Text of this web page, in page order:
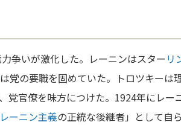
争いが激化した。レーニンはスター リ
は党の要職を固めていた。トロツキーは
党官僚を味方につけた。1924年にレー
レーニン主義の正統な後継者」として自